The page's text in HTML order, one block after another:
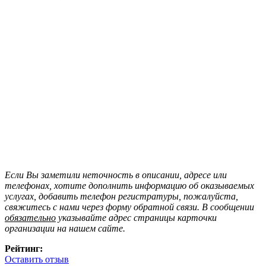
Если Вы заметили неточность в описании, адресе или
телефонах, хотите дополнить информацию об оказываемых
услугах, добавить телефон регистратуры, пожалуйста,
свяжитесь с нами через форму обратной связи. В сообщении
обязательно указывайте адрес страницы карточки
организации на нашем сайте.
Рейтинг:
Оставить отзыв